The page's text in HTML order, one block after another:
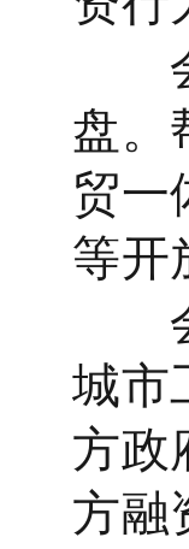
会
盘。
贸一
等开
会
城市
方政
方融